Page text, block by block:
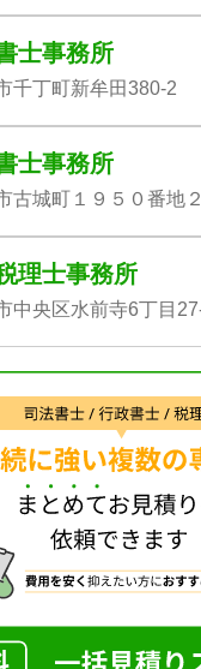
士事務所
千丁町新牟田380-2
士事務所
古城町１９５０番地２
理士事務所